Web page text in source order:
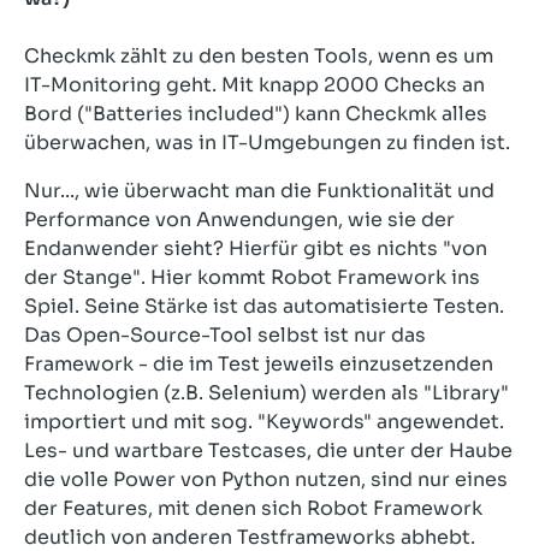
Checkmk zählt zu den besten Tools, wenn es um
IT-Monitoring geht. Mit knapp 2000 Checks an
Bord ("Batteries included") kann Checkmk alles
überwachen, was in IT-Umgebungen zu finden ist.
Nur..., wie überwacht man die Funktionalität und
Performance von Anwendungen, wie sie der
Endanwender sieht? Hierfür gibt es nichts "von
der Stange". Hier kommt Robot Framework ins
Spiel. Seine Stärke ist das automatisierte Testen.
Das Open-Source-Tool selbst ist nur das
Framework - die im Test jeweils einzusetzenden
Technologien (z.B. Selenium) werden als "Library"
importiert und mit sog. "Keywords" angewendet.
Les- und wartbare Testcases, die unter der Haube
die volle Power von Python nutzen, sind nur eines
der Features, mit denen sich Robot Framework
deutlich von anderen Testframeworks abhebt.